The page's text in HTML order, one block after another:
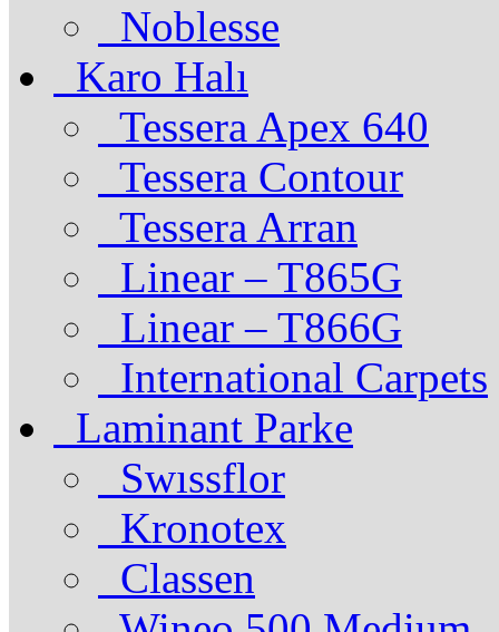
Noblesse
Karo Halı
Tessera Apex 640
Tessera Contour
Tessera Arran
Linear – T865G
Linear – T866G
International Carpets
Laminant Parke
Swıssflor
Kronotex
Classen